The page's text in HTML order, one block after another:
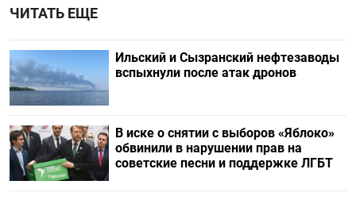
ЧИТАТЬ ЕЩЕ
Ильский и Сызранский нефтезаводы
вспыхнули после атак дронов
В иске о снятии с выборов «Яблоко»
обвинили в нарушении прав на
советские песни и поддержке ЛГБТ